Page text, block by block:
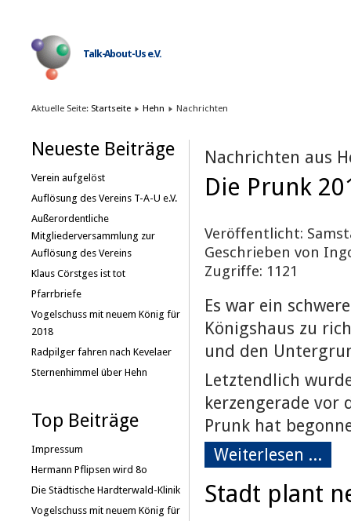
Talk-About-Us e.V.
Aktuelle Seite: Startseite Hehn Nachrichten
Neueste Beiträge
Verein aufgelöst
Auflösung des Vereins T-A-U e.V.
Außerordentliche
Mitgliederversammlung zur
Auflösung des Vereins
Klaus Cörstges ist tot
Pfarrbriefe
Vogelschuss mit neuem König für
2018
Radpilger fahren nach Kevelaer
Sternenhimmel über Hehn
Top Beiträge
Impressum
Hermann Pflipsen wird 8o
Die Städtische Hardterwald-Klinik
Vogelschuss mit neuem König für
Nachrichten aus
Die Prunk
Veröffentlicht:
Geschrieben von
Zugriffe: 1121
Es war ein
Königshaus zu
und den
Letztendlich
kerzengerade vor
Prunk hat
Weiterlesen ...
Stadt plant